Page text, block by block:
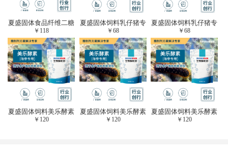
夏盛固体食品纤维二糖
酶(植物提取专用酶/用
于虎杖白藜芦醇提
取)FFG-0656
￥ 118
夏盛固体饲料乳仔猪专
用复合酶SFG-0932
￥ 68
夏盛固体饲料乳仔猪专
用复合酶SFG-0932
￥68
夏盛固体饲料美乐酵素
(水产海参海胆专
￥ 120
夏盛固体饲料美乐酵素
(水产海参海胆专
￥ 120
夏盛固体饲料美乐酵素
(水产海参海胆专
￥ 120